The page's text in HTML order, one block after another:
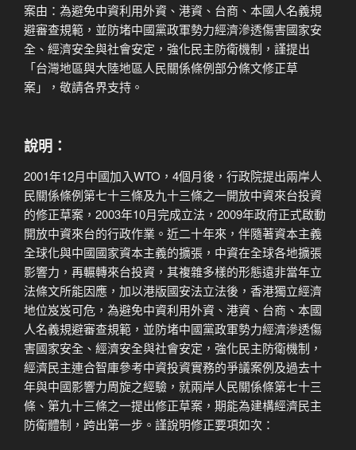
案由：為避免中資利用外資、港資、台商、本國人名義規
避審查規範，並防堵中國黨政軍勢力經濟滲透傷害國家安
全、經濟安全與社會安定，強化民主防衛機制，謹提出
「台灣地區與大陸地區人民關係條例部分條文修正草
案」，敬請各界支持。
說明：
2001年12月中國加入WTO，4個月後，行政院提出兩岸人
民關係條例第七十三條及九十三條之一開放中資來台投資
的修正草案，2003年10月完成立法，2009年政府正式啟動
開放中資來台的行政作業。近二十年來，伴隨著資本主義
全球化與中國國家資本主義的擴張，中資在全球各地擴張
影響力，再輾轉來台投資，其複雜多樣的形態遠非當年立
法條文所能因應，加以港版國安法立法後，香港獨立經濟
地位岌岌可危，為避免中資利用外資、港資、台商、本國
人名義規避審查規範，並防堵中國黨政軍勢力經濟滲透傷
害國家安全、經濟安全與社會安定，強化民主防衛機制，
經濟民主連合智庫參考中資投資實務的爭議案例及過去十
年與中國影響力周旋之經驗，就兩岸人民關係條第七十三
條、第九十三條之一提出修正草案，期能為建構經濟民主
防衛體制，跨出第一步。謹說明修正要項如次：